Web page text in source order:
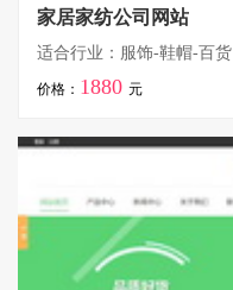
家居家纺公司网站
适合行业：服饰-鞋帽-百货
价格： 1880 元